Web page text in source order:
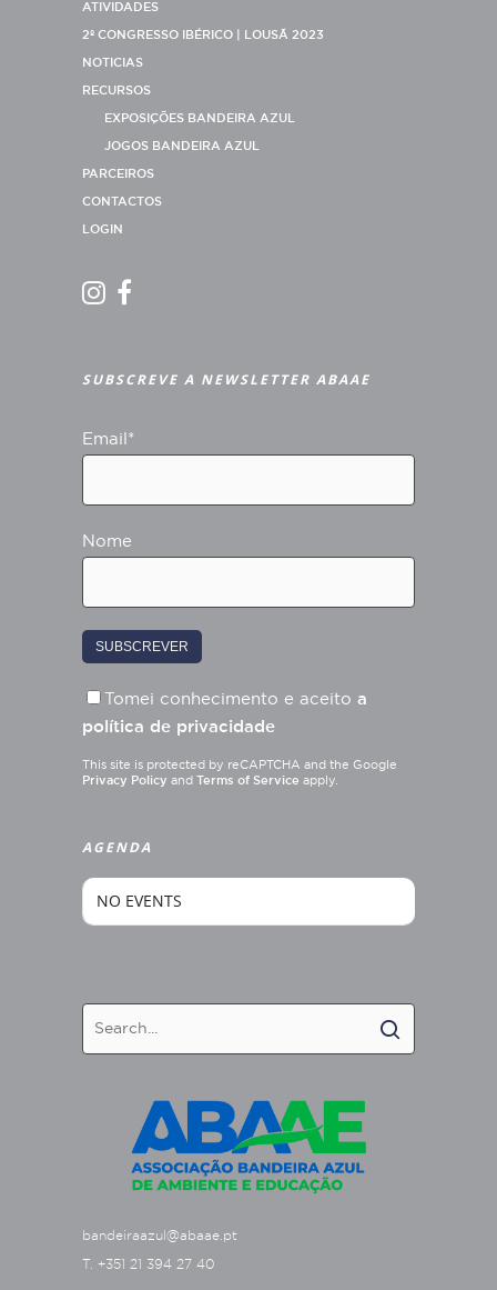
ATIVIDADES
2º CONGRESSO IBÉRICO | LOUSÃ 2023
NOTICIAS
RECURSOS
EXPOSIÇÕES BANDEIRA AZUL
JOGOS BANDEIRA AZUL
PARCEIROS
CONTACTOS
LOGIN
SUBSCREVE A NEWSLETTER ABAAE
Email*
Nome
Tomei conhecimento e aceito a
política de privacidade
This site is protected by reCAPTCHA and the Google
Privacy Policy and Terms of Service apply.
AGENDA
NO EVENTS
bandeiraazul@abaae.pt
T. +351 21 394 27 40